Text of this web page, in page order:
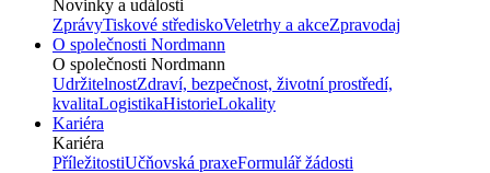
Novinky a události
ZprávyTiskové střediskoVeletrhy a akceZpravodaj
O společnosti Nordmann
O společnosti Nordmann
UdržitelnostZdraví, bezpečnost, životní prostředí,
kvalitaLogistikaHistorieLokality
Kariéra
Kariéra
PříležitostiUčňovská praxeFormulář žádosti